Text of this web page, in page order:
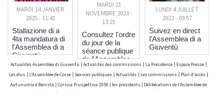
MARDI 14 JANVIER
2025 - 11:41
Stallazione di a
4ta mandatura di
l'Assemblea di a
Giuventù
MARDI 21
NOVEMBRE 2023 -
13:21
Consultez l'ordre
du jour de la
séance publique
de l'Assemblea
di a Giuventù du
22 novembre
2023
LUNDI 4 JUILLET
2022 - 09:57
Suivez en direct
l'Assemblea di a
Giuventù
Actualités Assemblea di Giuventù | Actualités des commissions | La Présidence | Espace Presse |
Les élus | L'Assemblée de Corse | Séances publiques | Actualités | Les commissions | Plan d'accès |
Autunumia è Benistà | Corsica Pruspettiva 2050 | les presidents | Délibérations de l'Assemblée de